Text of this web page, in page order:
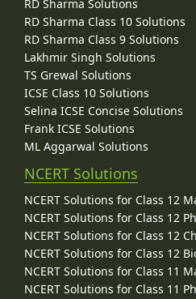
RD Sharma Solutions
RD Sharma Class 10 Solutions
RD Sharma Class 9 Solutions
Lakhmir Singh Solutions
TS Grewal Solutions
ICSE Class 10 Solutions
Selina ICSE Concise Solutions
Frank ICSE Solutions
ML Aggarwal Solutions
NCERT Solutions
NCERT Solutions for Class 12
NCERT Solutions for Class 12
NCERT Solutions for Class 12
NCERT Solutions for Class 12
NCERT Solutions for Class 11
NCERT Solutions for Class 11